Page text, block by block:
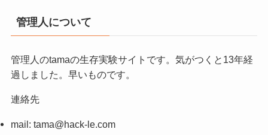
管理人について
管理人のtamaの生存実験サイトです。気がつくと13年経
過しました。早いものです。
連絡先
mail: tama@hack-le.com